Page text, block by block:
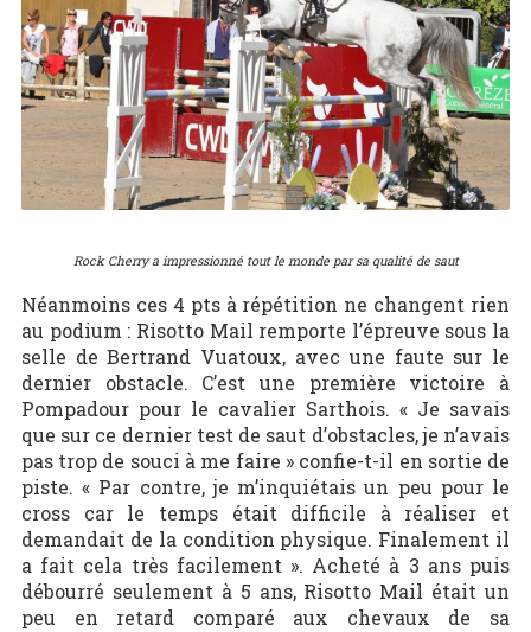
Rock Cherry a impressionné tout le monde par sa qualité de saut
Néanmoins ces 4 pts à répétition ne changent rien
au podium : Risotto Mail remporte l’épreuve sous la
selle de Bertrand Vuatoux, avec une faute sur le
dernier obstacle. C’est une première victoire à
Pompadour pour le cavalier Sarthois. « Je savais
que sur ce dernier test de saut d’obstacles, je n’avais
pas trop de souci à me faire » confie-t-il en sortie de
piste. « Par contre, je m’inquiétais un peu pour le
cross car le temps était difficile à réaliser et
demandait de la condition physique. Finalement il
a fait cela très facilement ». Acheté à 3 ans puis
débourré seulement à 5 ans, Risotto Mail était un
peu en retard comparé aux chevaux de sa